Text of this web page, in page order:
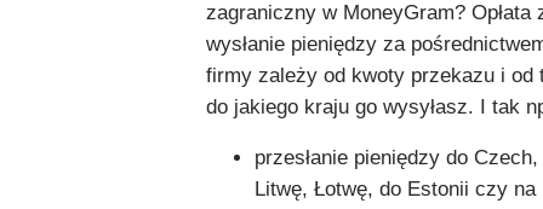
zagraniczny w MoneyGram? Opłata
wysłanie pieniędzy za
firmy zależy od kwoty przekazu i od
do jakiego kraju go wysyłasz. I tak
przesłanie pieniędzy do Czech,
Litwę, Łotwę, do Estonii czy na